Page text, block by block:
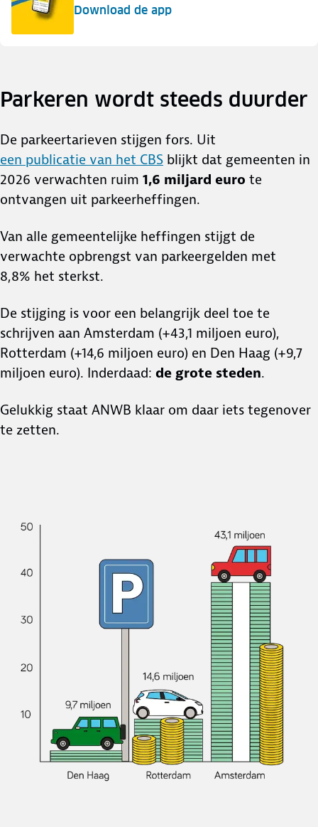
Download de app
Parkeren wordt steeds duurder
De parkeertarieven stijgen fors. Uit
een publicatie van het CBS blijkt dat gemeenten in
2026 verwachten ruim 1,6 miljard euro te
ontvangen uit parkeerheffingen.
Van alle gemeentelijke heffingen stijgt de
verwachte opbrengst van parkeergelden met
8,8% het sterkst.
De stijging is voor een belangrijk deel toe te
schrijven aan Amsterdam (+43,1 miljoen euro),
Rotterdam (+14,6 miljoen euro) en Den Haag (+9,7
miljoen euro). Inderdaad: de grote steden.
Gelukkig staat ANWB klaar om daar iets tegenover
te zetten.